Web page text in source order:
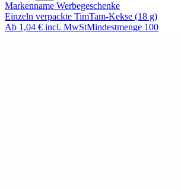
Markenname Werbegeschenke
Einzeln verpackte TimTam-Kekse (18 g)
Ab 1,04 € incl. MwStMindestmenge 100